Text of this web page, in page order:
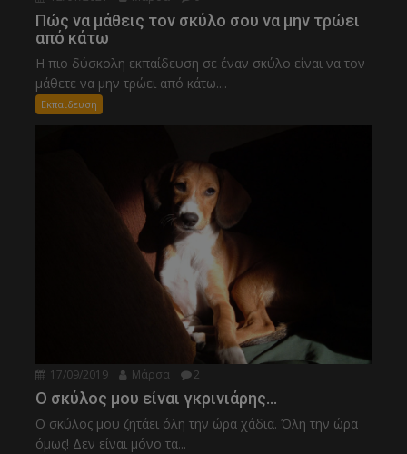
Πώς να μάθεις τον σκύλο σου να μην τρώει
από κάτω
Η πιο δύσκολη εκπαίδευση σε έναν σκύλο είναι να τον
μάθετε να μην τρώει από κάτω....
Εκπαιδευση
17/09/2019 Μάρσα 2
Ο σκύλος μου είναι γκρινιάρης…
Ο σκύλος μου ζητάει όλη την ώρα χάδια. Όλη την ώρα
όμως! Δεν είναι μόνο τα...